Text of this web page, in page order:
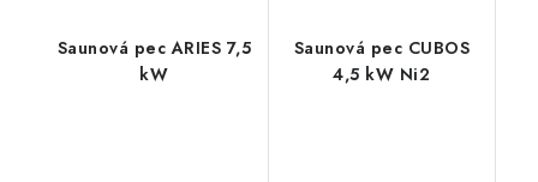
Saunová pec ARIES 7,5
kW
Saunová pec CUBOS
4,5 kW Ni2